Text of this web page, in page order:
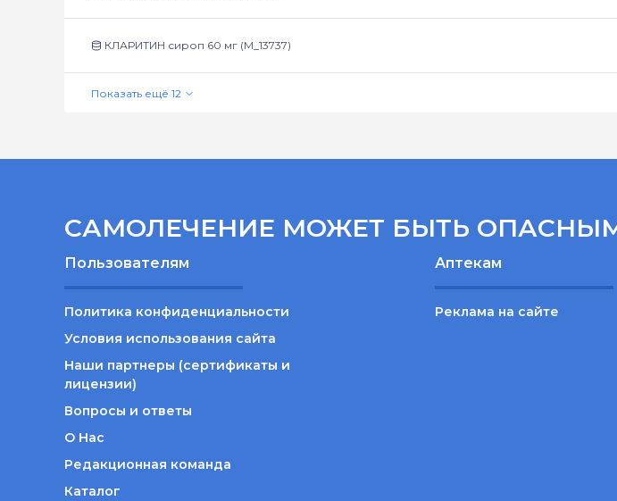
КЛАРИТИН сироп 60 мг (М_13737)
САМОЛЕЧЕНИЕ МОЖЕТ БЫТЬ
Пользователям
Политика конфиденциальности
Условия использования сайта
Наши партнеры (сертификаты и
лицензии)
Вопросы и ответы
О Нас
Редакционная команда
Каталог
Аптекам
Реклама на сайте